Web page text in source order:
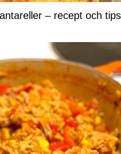
– recept och tips